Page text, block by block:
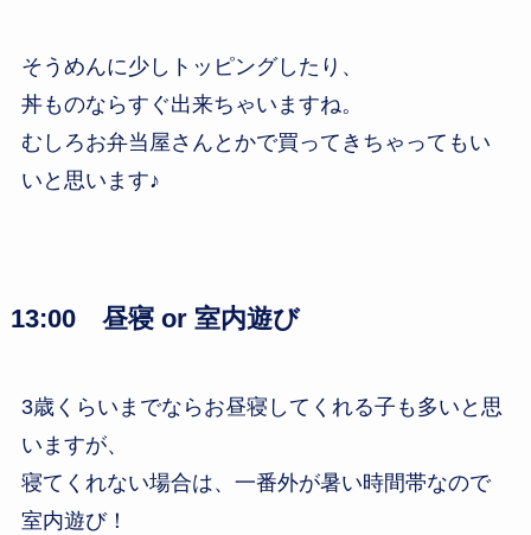
そうめんに少しトッピングしたり、
丼ものならすぐ出来ちゃいますね。
むしろお弁当屋さんとかで買ってきちゃってもい
いと思います♪
13:00 昼寝 or 室内遊び
3歳くらいまでならお昼寝してくれる子も多いと思
いますが、
寝てくれない場合は、一番外が暑い時間帯なので
室内遊び！